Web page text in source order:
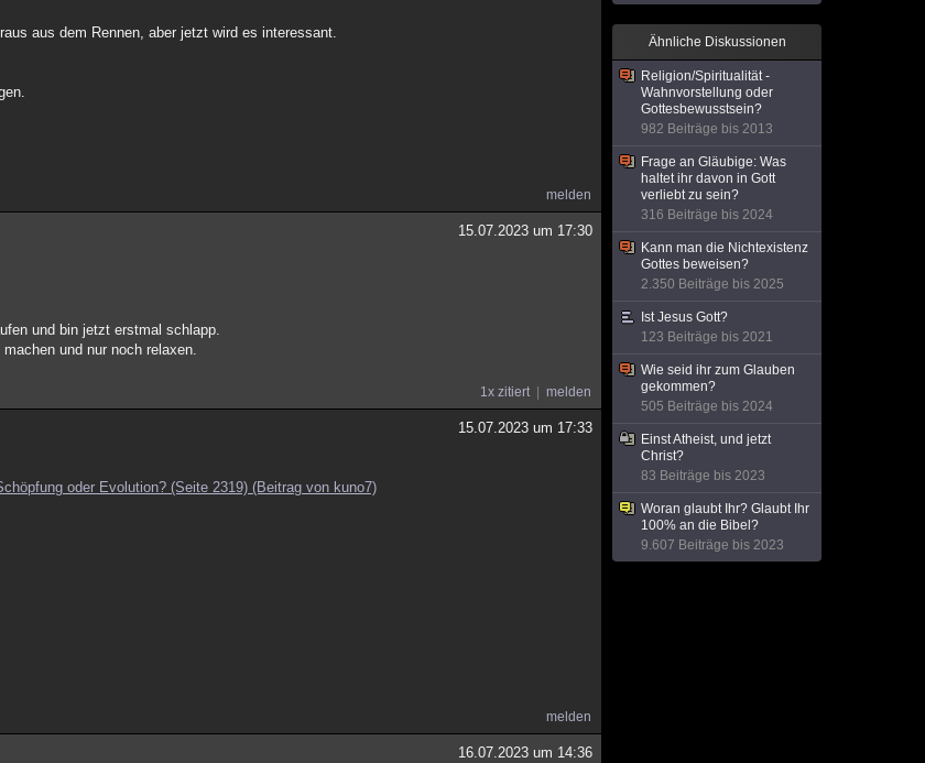
aus dem Rennen, aber jetzt wird es interessant.
melden
15.07.2023 um 17:30
und bin jetzt erstmal schlapp.
und nur noch relaxen.
1x zitiert melden
15.07.2023 um 17:33
oder Evolution? (Seite 2319) (Beitrag von kuno7)
melden
16.07.2023 um 14:36
Ähnliche Diskussionen
Religion/Spiritualität -
Wahnvorstellung oder
Gottesbewusstsein?
982 Beiträge bis 2013
Frage an Gläubige: Was
haltet ihr davon in Gott
verliebt zu sein?
316 Beiträge bis 2024
Kann man die Nichtexistenz
Gottes beweisen?
2.350 Beiträge bis 2025
Ist Jesus Gott?
123 Beiträge bis 2021
Wie seid ihr zum Glauben
gekommen?
505 Beiträge bis 2024
Einst Atheist, und jetzt
Christ?
83 Beiträge bis 2023
Woran glaubt Ihr? Glaubt Ihr
100% an die Bibel?
9.607 Beiträge bis 2023